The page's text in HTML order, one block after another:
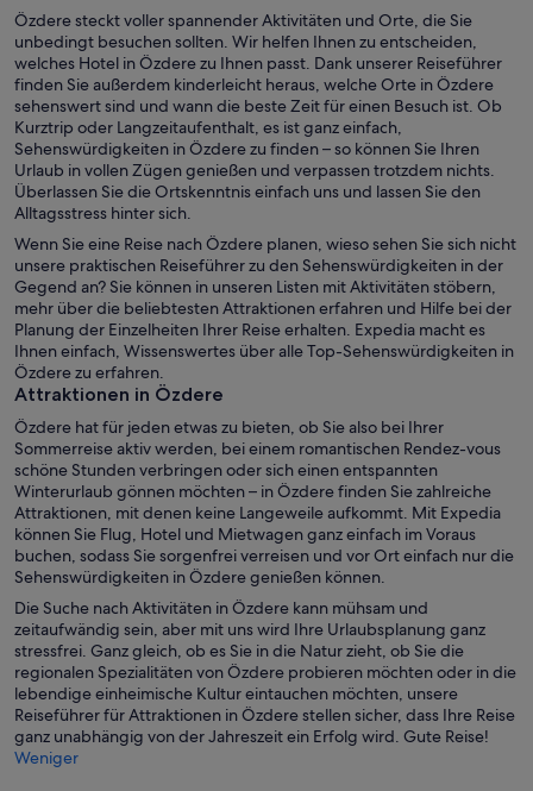
Özdere steckt voller spannender Aktivitäten und Orte, die Sie
unbedingt besuchen sollten. Wir helfen Ihnen zu entscheiden,
welches Hotel in Özdere zu Ihnen passt. Dank unserer Reiseführer
finden Sie außerdem kinderleicht heraus, welche Orte in Özdere
sehenswert sind und wann die beste Zeit für einen Besuch ist. Ob
Kurztrip oder Langzeitaufenthalt, es ist ganz einfach,
Sehenswürdigkeiten in Özdere zu finden – so können Sie Ihren
Urlaub in vollen Zügen genießen und verpassen trotzdem nichts.
Überlassen Sie die Ortskenntnis einfach uns und lassen Sie den
Alltagsstress hinter sich.
Wenn Sie eine Reise nach Özdere planen, wieso sehen Sie sich nicht
unsere praktischen Reiseführer zu den Sehenswürdigkeiten in der
Gegend an? Sie können in unseren Listen mit Aktivitäten stöbern,
mehr über die beliebtesten Attraktionen erfahren und Hilfe bei der
Planung der Einzelheiten Ihrer Reise erhalten. Expedia macht es
Ihnen einfach, Wissenswertes über alle Top-Sehenswürdigkeiten in
Özdere zu erfahren.
Attraktionen in Özdere
Özdere hat für jeden etwas zu bieten, ob Sie also bei Ihrer
Sommerreise aktiv werden, bei einem romantischen Rendez-vous
schöne Stunden verbringen oder sich einen entspannten
Winterurlaub gönnen möchten – in Özdere finden Sie zahlreiche
Attraktionen, mit denen keine Langeweile aufkommt. Mit Expedia
können Sie Flug, Hotel und Mietwagen ganz einfach im Voraus
buchen, sodass Sie sorgenfrei verreisen und vor Ort einfach nur die
Sehenswürdigkeiten in Özdere genießen können.
Die Suche nach Aktivitäten in Özdere kann mühsam und
zeitaufwändig sein, aber mit uns wird Ihre Urlaubsplanung ganz
stressfrei. Ganz gleich, ob es Sie in die Natur zieht, ob Sie die
regionalen Spezialitäten von Özdere probieren möchten oder in die
lebendige einheimische Kultur eintauchen möchten, unsere
Reiseführer für Attraktionen in Özdere stellen sicher, dass Ihre Reise
ganz unabhängig von der Jahreszeit ein Erfolg wird. Gute Reise!
Weniger